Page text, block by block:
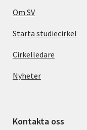
Om SV
Starta studiecirkel
Cirkelledare
Nyheter
Kontakta oss